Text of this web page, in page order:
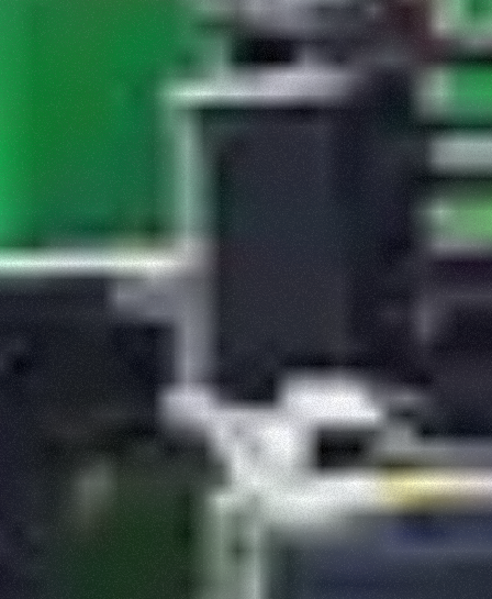
Rifiuta